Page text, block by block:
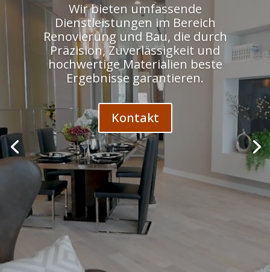
Wir bieten umfassende
Dienstleistungen im Bereich
Renovierung und Bau, die durch
Präzision, Zuverlässigkeit und
hochwertige Materialien beste
Ergebnisse garantieren.
Kontakt